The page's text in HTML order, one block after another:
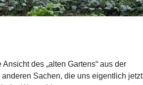
des „alten Gartens“ aus der
Sachen, die uns eigentlich jetzt